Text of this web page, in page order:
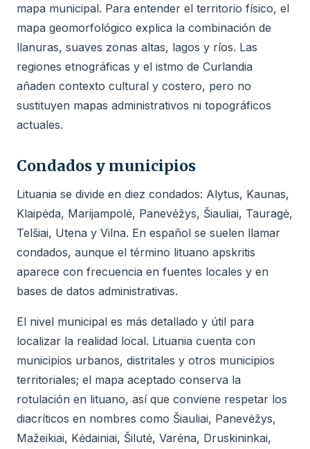
mapa municipal. Para entender el territorio físico, el
mapa geomorfológico explica la combinación de
llanuras, suaves zonas altas, lagos y ríos. Las
regiones etnográficas y el istmo de Curlandia
añaden contexto cultural y costero, pero no
sustituyen mapas administrativos ni topográficos
actuales.
Condados y municipios
Lituania se divide en diez condados: Alytus, Kaunas,
Klaipėda, Marijampolė, Panevėžys, Šiauliai, Tauragė,
Telšiai, Utena y Vilna. En español se suelen llamar
condados, aunque el término lituano apskritis
aparece con frecuencia en fuentes locales y en
bases de datos administrativas.
El nivel municipal es más detallado y útil para
localizar la realidad local. Lituania cuenta con
municipios urbanos, distritales y otros municipios
territoriales; el mapa aceptado conserva la
rotulación en lituano, así que conviene respetar los
diacríticos en nombres como Šiauliai, Panevėžys,
Mažeikiai, Kėdainiai, Šilutė, Varėna, Druskininkai,